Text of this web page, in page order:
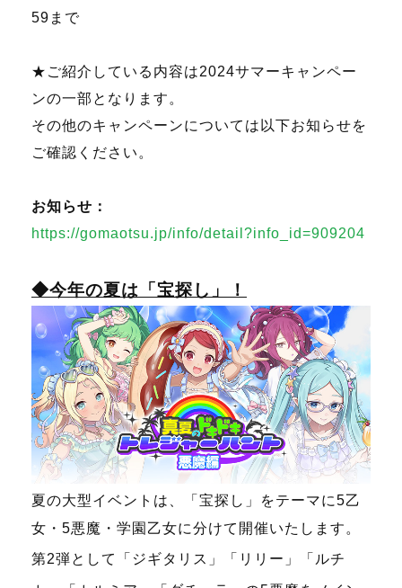
59まで
★ご紹介している内容は2024サマーキャンペー
ンの一部となります。
その他のキャンペーンについては以下お知らせを
ご確認ください。
お知らせ：
https://gomaotsu.jp/info/detail?info_id=909204
◆今年の夏は「宝探し」！
夏の大型イベントは、「宝探し」をテーマに5乙
女・5悪魔・学園乙女に分けて開催いたします。
第2弾として「ジギタリス」「リリー」「ルチ